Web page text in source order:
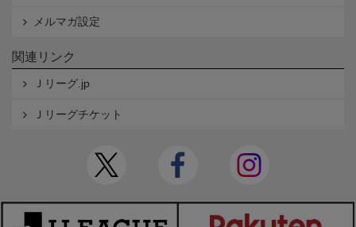
メルマガ設定
関連リンク
Ｊリーグ.jp
Ｊリーグチケット